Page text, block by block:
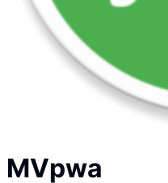
MVpwa